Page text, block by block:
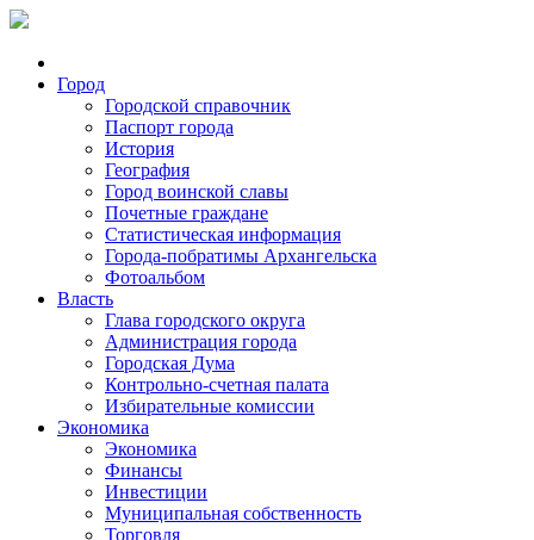
Город
Городской справочник
Паспорт города
История
География
Город воинской славы
Почетные граждане
Статистическая информация
Города-побратимы Архангельска
Фотоальбом
Власть
Глава городского округа
Администрация города
Городская Дума
Контрольно-счетная палата
Избирательные комиссии
Экономика
Экономика
Финансы
Инвестиции
Муниципальная собственность
Торговля